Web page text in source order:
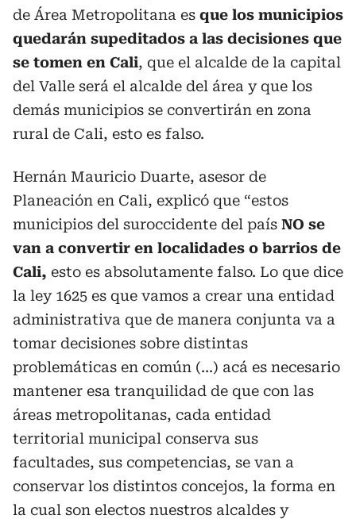
de Área Metropolitana es que los municipios
quedarán supeditados a las decisiones que
se tomen en Cali, que el alcalde de la capital
del Valle será el alcalde del área y que los
demás municipios se convertirán en zona
rural de Cali, esto es falso.
Hernán Mauricio Duarte, asesor de
Planeación en Cali, explicó que “estos
municipios del suroccidente del país NO se
van a convertir en localidades o barrios de
Cali, esto es absolutamente falso. Lo que dice
la ley 1625 es que vamos a crear una entidad
administrativa que de manera conjunta va a
tomar decisiones sobre distintas
problemáticas en común (...) acá es necesario
mantener esa tranquilidad de que con las
áreas metropolitanas, cada entidad
territorial municipal conserva sus
facultades, sus competencias, se van a
conservar los distintos concejos, la forma en
la cual son electos nuestros alcaldes y